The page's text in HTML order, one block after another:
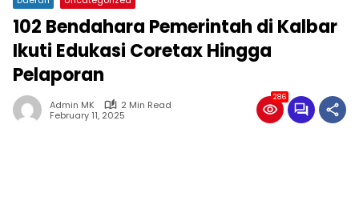
102 Bendahara Pemerintah di Kalbar
Ikuti Edukasi Coretax Hingga
Pelaporan
Admin MK
2 Min Read
February 11, 2025
286